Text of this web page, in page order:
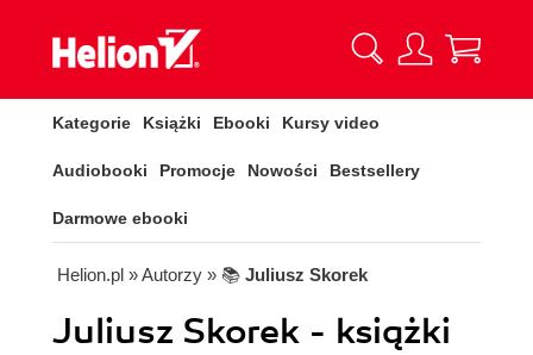
Kategorie Książki Ebooki Kursy video
Audiobooki Promocje Nowości Bestsellery
Darmowe ebooki
Helion.pl » Autorzy » 📚 Juliusz Skorek
Juliusz Skorek - książki